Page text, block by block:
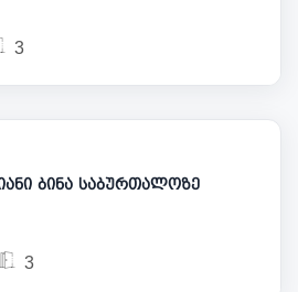
3
1 050
ქირავდება 3 ოთახიანი ბინა საბურთალოზე
3